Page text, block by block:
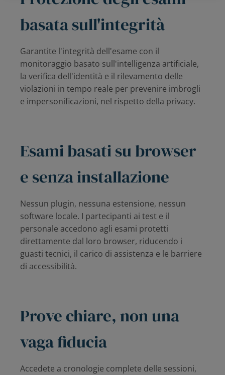
basata sull'integrità
Garantite l'integrità dell'esame con il
monitoraggio basato sull'intelligenza artificiale,
la verifica dell'identità e il rilevamento delle
violazioni in tempo reale per prevenire imbrogli
e impersonificazioni, nel rispetto della privacy.
Esami basati su browser
e senza installazione
Nessun plugin, nessuna estensione, nessun
software locale. I partecipanti ai test e il
personale accedono agli esami protetti
direttamente dal loro browser, riducendo i
guasti tecnici, il carico di assistenza e le barriere
di accessibilità.
Prove chiare, non una
vaga fiducia
Accedete a cronologie complete delle sessioni,